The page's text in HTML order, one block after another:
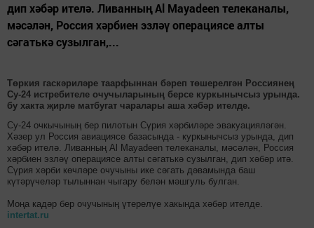
дип хәбәр ителә. Ливанның Al Mayadeen телеканалы,
мәсәлән, Россия хәрбиен эзләү операциясе алты
сәгатькә сузылган,...
Төркия гаскәриләре таарфыннан бәреп төшерелгән Россиянең
Су-24 истребителе очучыларының берсе куркынычсыз урында.
бу хакта җирле матбугат чаралары аша хәбәр ителде.
Су-24 очкычының бер пилотын Сүрия хәрбиләре эвакуацияләгән.
Хәзер ул Россия авиациясе базасында - куркынычсыз урында, дип
хәбәр ителә. Ливанның Al Mayadeen телеканалы, мәсәлән, Россия
хәрбиен эзләү операциясе алты сәгатькә сузылган, дип хәбәр итә.
Сүрия хәрби көчләре очучыны ике сәгать дәвамында баш
күтәрүчеләр тылыннан чыгару белән мәшгуль булган.
Моңа кадәр бер очучының үтерелүе хакында хәбәр ителде.
intertat.ru